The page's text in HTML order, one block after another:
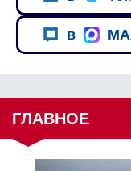
в
ГЛАВНОЕ